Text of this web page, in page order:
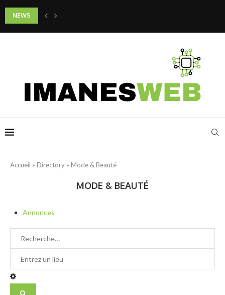
NEWS
Quels gestes adopter pour préserver la jeunesse de son cou et de son
Accueil » Directory » Mode & Beauté
MODE & BEAUTÉ
Annonces